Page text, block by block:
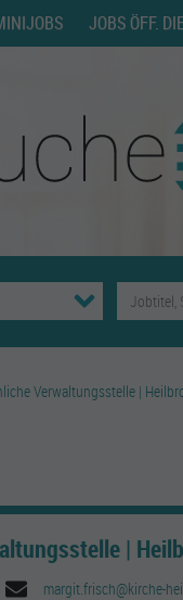
JOBS ÖFF.
Verwaltungsstelle |
|
margit.frisch@kirche-